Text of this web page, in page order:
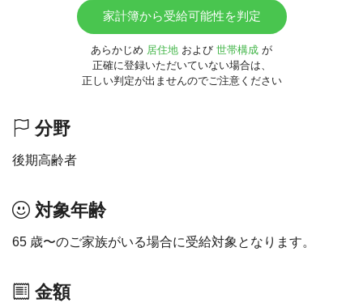
家計簿から受給可能性を判定
あらかじめ 居住地 および 世帯構成 が
正確に登録いただいていない場合は、
正しい判定が出ませんのでご注意ください
分野
後期高齢者
対象年齢
65 歳〜のご家族がいる場合に受給対象となります。
金額